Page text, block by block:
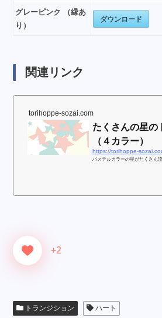
グレーピンク （縁あ
り）
ダウンロード
関連リンク
torihoppe-sozai.com
たくさんの星の
（４カラー）
https://torihoppe-
パステルカラーの星がたくさん
+2
トランジション ハート